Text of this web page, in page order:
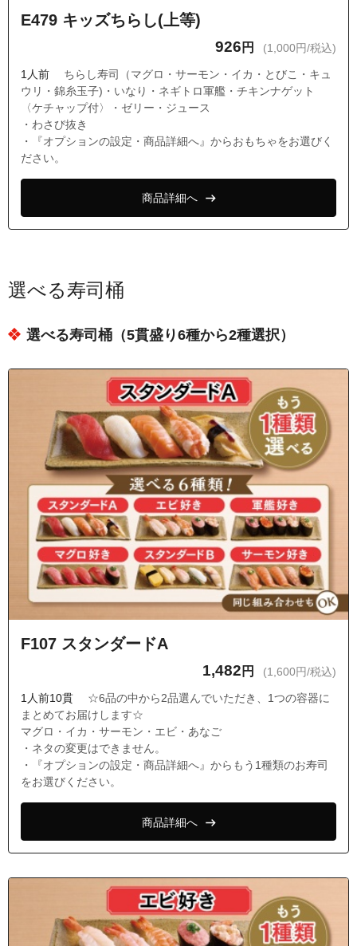
E479 キッズちらし(上等)
926 円 (1,000円/税込)
1人前
ちらし寿司（マグロ・サーモン・イカ・とびこ・キュ
ウリ・錦糸玉子)・いなり・ネギトロ軍艦・チキンナゲット
〈ケチャップ付〉・ゼリー・ジュース
・わさび抜き
・『オプションの設定・商品詳細へ』からおもちゃをお選びく
ださい。
商品詳細へ
選べる寿司桶
選べる寿司桶（5貫盛り6種から2種選択）
F107 スタンダードA
1,482 円 (1,600円/税込)
1人前10貫
☆6品の中から2品選んでいただき、1つの容器に
まとめてお届けします☆
マグロ・イカ・サーモン・エビ・あなご
・ネタの変更はできません。
・『オプションの設定・商品詳細へ』からもう1種類のお寿司
をお選びください。
商品詳細へ